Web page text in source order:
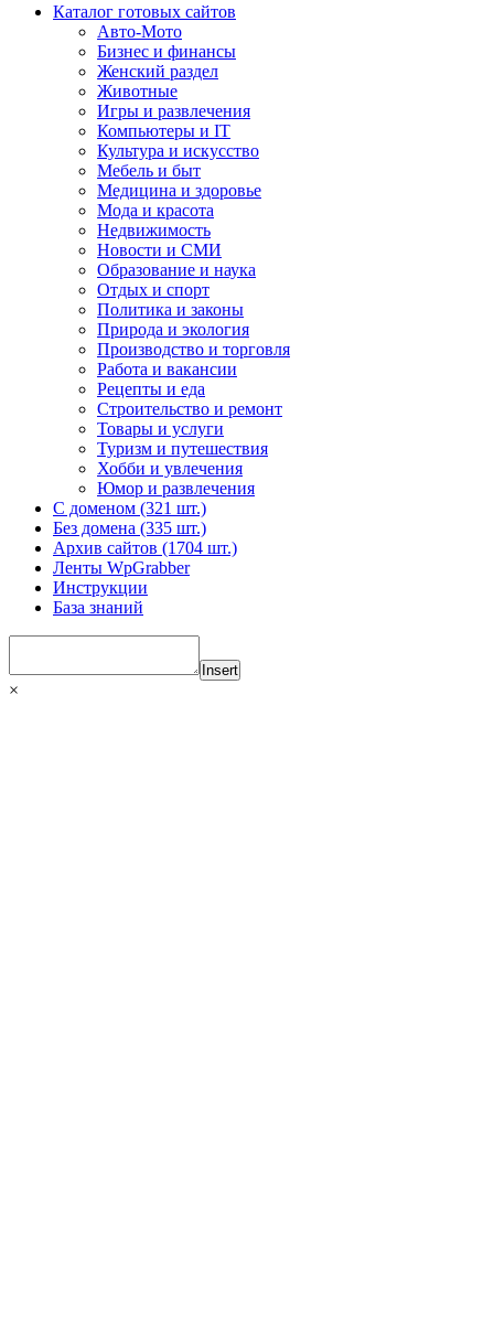
Каталог готовых сайтов
Авто-Мото
Бизнес и финансы
Женский раздел
Животные
Игры и развлечения
Компьютеры и IT
Культура и искусство
Мебель и быт
Медицина и здоровье
Мода и красота
Недвижимость
Новости и СМИ
Образование и наука
Отдых и спорт
Политика и законы
Природа и экология
Производство и торговля
Работа и вакансии
Рецепты и еда
Строительство и ремонт
Товары и услуги
Туризм и путешествия
Хобби и увлечения
Юмор и развлечения
С доменом (321 шт.)
Без домена (335 шт.)
Архив сайтов (1704 шт.)
Ленты WpGrabber
Инструкции
База знаний
Insert
×